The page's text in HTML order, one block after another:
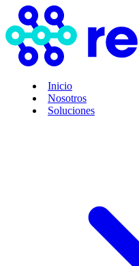
Inicio
Nosotros
Soluciones